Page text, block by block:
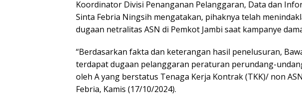
Koordinator Divisi Penanganan Pelanggaran, Data dan
Sinta Febria Ningsih mengatakan, pihaknya telah
dugaan netralitas ASN di Pemkot Jambi saat kampanye
“Berdasarkan fakta dan keterangan hasil penelusuran,
terdapat dugaan pelanggaran peraturan perundang-
oleh A yang berstatus Tenaga Kerja Kontrak (TKK)/ non
Febria, Kamis (17/10/2024).